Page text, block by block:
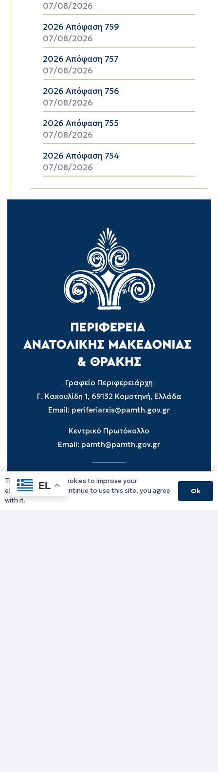
07/08/2026
2026 Απόφαση 759
07/08/2026
2026 Απόφαση 757
07/08/2026
2026 Απόφαση 756
07/08/2026
2026 Απόφαση 755
07/08/2026
2026 Απόφαση 754
07/08/2026
Γραφείο Περιφερειάρχη
Γ. Κακουλίδη 1, 69132 Κομοτηνή, Ελλάδα
Email: periferiarxis@pamth.gov.gr
Κεντρικό Πρωτόκολλο
Email: pamth@pamth.gov.gr
Υπηρεσίες Δράμας
Υπηρεσίες Καβάλας
EL
This website uses cookies to improve your
experience. If you continue to use this site, you agree
with it.
Ok